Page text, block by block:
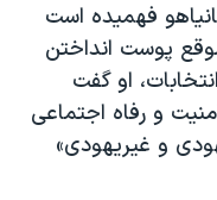
فهميده است
پوست انداختن
او گفت
و رفاه اجتماعی
و غيریهودی»